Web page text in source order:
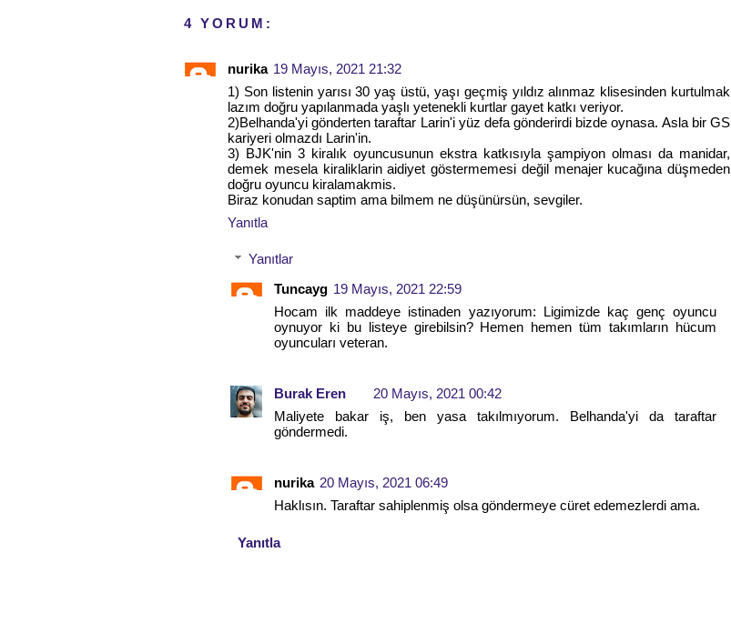
4 YORUM:
nurika 19 Mayıs, 2021 21:32
1) Son listenin yarısı 30 yaş üstü, yaşı geçmiş yıldız alınmaz klisesinden kurtulmak
lazım doğru yapılanmada yaşlı yetenekli kurtlar gayet katkı veriyor.
2)Belhanda'yi gönderten taraftar Larin'i yüz defa gönderirdi bizde oynasa. Asla bir GS
kariyeri olmazdı Larin'in.
3) BJK'nin 3 kiralık oyuncusunun ekstra katkısıyla şampiyon olması da manidar,
demek mesela kiraliklarin aidiyet göstermemesi değil menajer kucağına düşmeden
doğru oyuncu kiralamakmis.
Biraz konudan saptim ama bilmem ne düşünürsün, sevgiler.
Yanıtla
Yanıtlar
Tuncayg 19 Mayıs, 2021 22:59
Hocam ilk maddeye istinaden yazıyorum: Ligimizde kaç genç oyuncu
oynuyor ki bu listeye girebilsin? Hemen hemen tüm takımların hücum
oyuncuları veteran.
Burak Eren
20 Mayıs, 2021 00:42
Maliyete bakar iş, ben yasa takılmıyorum. Belhanda'yi da taraftar
göndermedi.
nurika 20 Mayıs, 2021 06:49
Haklısın. Taraftar sahiplenmiş olsa göndermeye cüret edemezlerdi ama.
Yanıtla